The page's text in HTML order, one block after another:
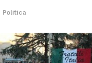
Politica